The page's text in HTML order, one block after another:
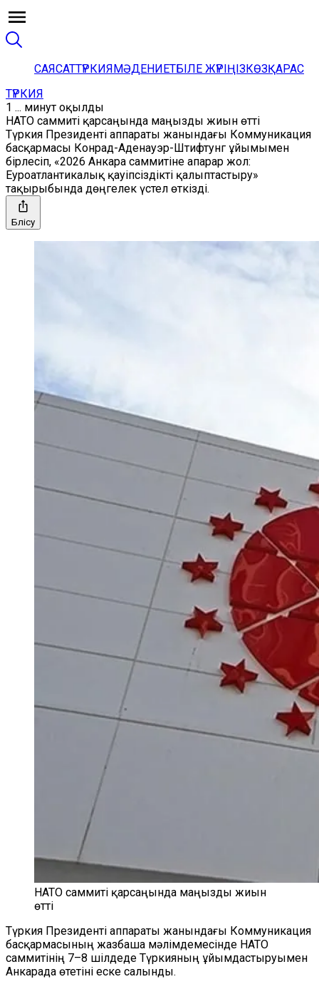
САЯСАТТҮРКИЯМӘДЕНИЕТБІЛЕ ЖҮРІҢІЗКӨЗҚАРАС
ТҮРКИЯ
1 ... минут оқылды
НАТО саммиті қарсаңында маңызды жиын өтті
Түркия Президенті аппараты жанындағы Коммуникация
басқармасы Конрад-Аденауэр-Штифтунг ұйымымен
бірлесіп, «2026 Анкара саммитіне апарар жол:
Еуроатлантикалық қауіпсіздікті қалыптастыру»
тақырыбында дөңгелек үстел өткізді.
Бөлісу
НАТО саммиті қарсаңында маңызды жиын
өтті
Түркия Президенті аппараты жанындағы Коммуникация
басқармасының жазбаша мәлімдемесінде НАТО
саммитінің 7–8 шілдеде Түркияның ұйымдастыруымен
Анкарада өтетіні еске салынды.